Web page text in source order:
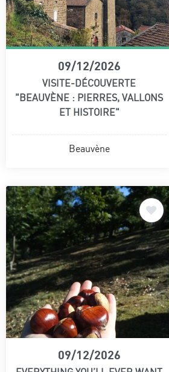
09/12/2026
VISITE-DÉCOUVERTE
"BEAUVÈNE : PIERRES, VALLONS
ET HISTOIRE"
Beauvène
09/12/2026